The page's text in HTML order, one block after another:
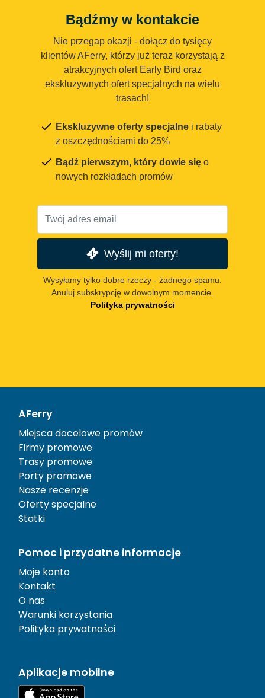
Bądźmy w kontakcie
Nie przegap okazji - dołącz do tysięcy
klientów AFerry, którzy już teraz korzystają z
atrakcyjnych ofert Early Bird oraz
ekskluzywnych ofert specjalnych na wielu
trasach!
Ekskluzywne oferty specjalne i rabaty
z oszczędnościami do 25%
Bądź pierwszym, który dowie się o
nowych rozkładach promów
Wyślij mi oferty!
Wysyłamy tylko dobre rzeczy - żadnego spamu.
Anuluj subskrypcję w dowolnym momencie.
Polityka prywatności
AFerry
Miejsca docelowe promów
Firmy promowe
Trasy promowe
Porty promowe
Nasze recenzje
Oferty specjalne
Statki
Pomoc i przydatne informacje
Moje konto
Kontakt
O nas
Warunki korzystania
Polityka prywatności
Aplikacje mobilne